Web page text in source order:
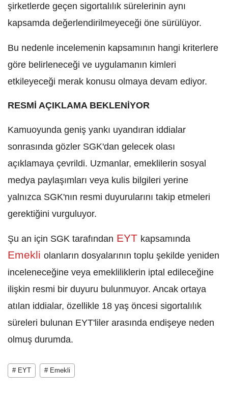
şirketlerde geçen sigortalılık sürelerinin aynı
kapsamda değerlendirilmeyeceği öne sürülüyor.
Bu nedenle incelemenin kapsamının hangi kriterlere
göre belirleneceği ve uygulamanın kimleri
etkileyeceği merak konusu olmaya devam ediyor.
RESMİ AÇIKLAMA BEKLENİYOR
Kamuoyunda geniş yankı uyandıran iddialar
sonrasında gözler SGK'dan gelecek olası
açıklamaya çevrildi. Uzmanlar, emeklilerin sosyal
medya paylaşımları veya kulis bilgileri yerine
yalnızca SGK'nın resmi duyurularını takip etmeleri
gerektiğini vurguluyor.
Şu an için SGK tarafından EYT kapsamında
Emekli olanların dosyalarının toplu şekilde yeniden
inceleneceğine veya emekliliklerin iptal edileceğine
ilişkin resmi bir duyuru bulunmuyor. Ancak ortaya
atılan iddialar, özellikle 18 yaş öncesi sigortalılık
süreleri bulunan EYT'liler arasında endişeye neden
olmuş durumda.
# EYT # Emekli